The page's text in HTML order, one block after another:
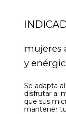
mujeres
y
Se adapta
disfrutar al
que sus
mantener